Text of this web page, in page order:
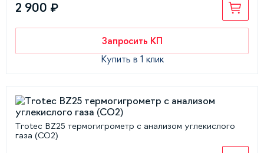
2 900 ₽
Запросить КП
Купить в 1 клик
Trotec BZ25 термогигрометр с анализом углекислого
газа (CO2)